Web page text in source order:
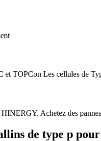
et TOPCon Les cellules de
Achetez des
de type p